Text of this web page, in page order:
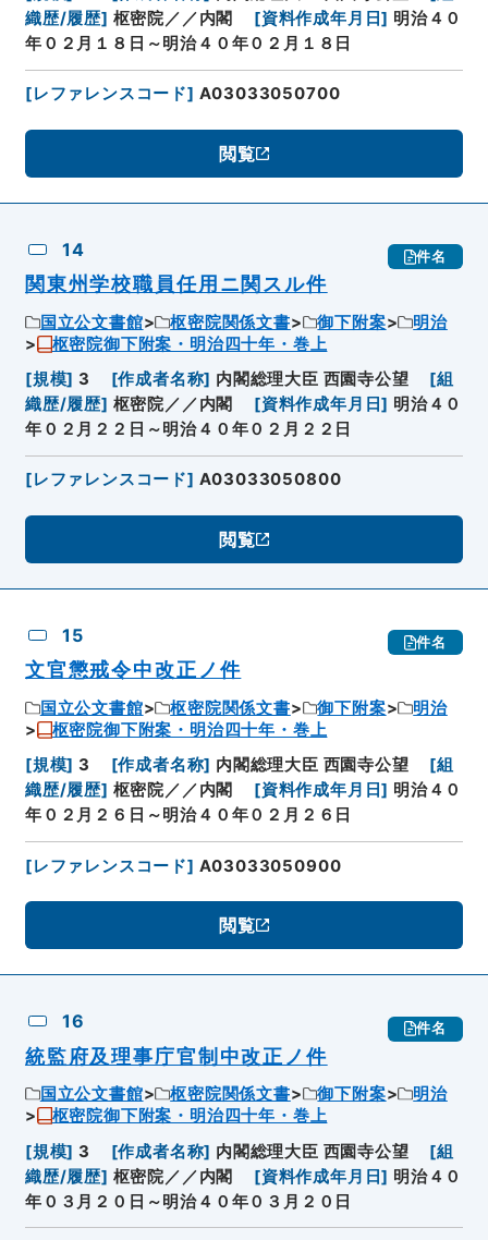
織歴/履歴] 枢密院／／内閣 [資料作成年月日] 明治４０
年０２月１８日～明治４０年０２月１８日
[レファレンスコード] A03033050700
閲覧
14 件名
関東州学校職員任用ニ関スル件
国立公文書館 枢密院関係文書 御下附案
明治
枢密院御下附案・明治四十年・巻上
[規模] 3 [作成者名称] 内閣総理大臣 西園寺公望 [組
織歴/履歴] 枢密院／／内閣 [資料作成年月日] 明治４０
年０２月２２日～明治４０年０２月２２日
[レファレンスコード] A03033050800
閲覧
15 件名
文官懲戒令中改正ノ件
国立公文書館 枢密院関係文書 御下附案
明治
枢密院御下附案・明治四十年・巻上
[規模] 3 [作成者名称] 内閣総理大臣 西園寺公望 [組
織歴/履歴] 枢密院／／内閣 [資料作成年月日] 明治４０
年０２月２６日～明治４０年０２月２６日
[レファレンスコード] A03033050900
閲覧
16 件名
統監府及理事庁官制中改正ノ件
国立公文書館 枢密院関係文書 御下附案
明治
枢密院御下附案・明治四十年・巻上
[規模] 3 [作成者名称] 内閣総理大臣 西園寺公望 [組
織歴/履歴] 枢密院／／内閣 [資料作成年月日] 明治４０
年０３月２０日～明治４０年０３月２０日